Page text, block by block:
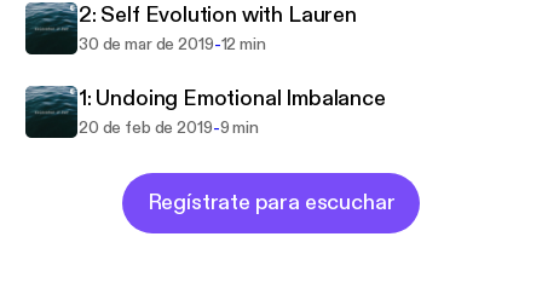
2: Self Evolution with Lauren
30 de mar de 2019-12 min
1: Undoing Emotional Imbalance
20 de feb de 2019-9 min
Regístrate para escuchar